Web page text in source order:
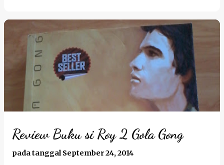
Review Buku si Roy 2 Gola Gong
pada tanggalSeptember 24, 2014